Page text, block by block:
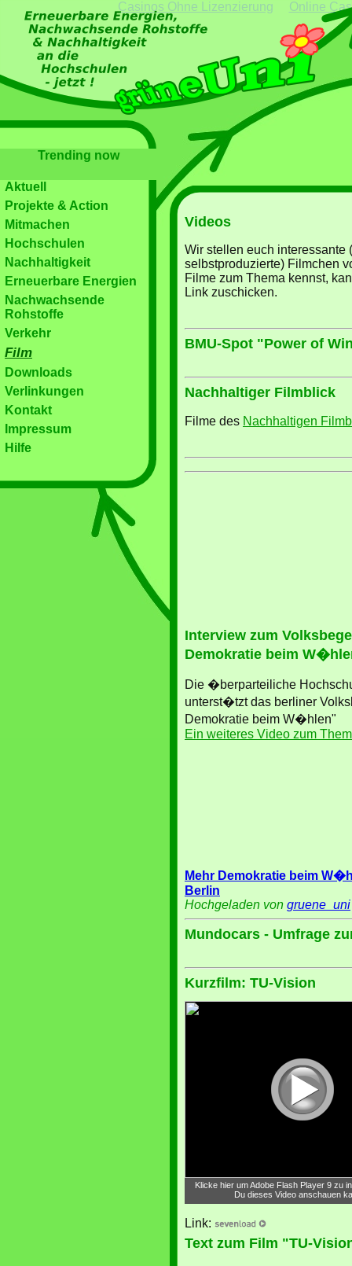
Casinos Ohne Lizenzierung Online
Trending now
Aktuell
Projekte & Action
Mitmachen
Hochschulen
Nachhaltigkeit
Erneuerbare Energien
Nachwachsende
Rohstoffe
Verkehr
Film
Downloads
Verlinkungen
Kontakt
Impressum
Hilfe
Videos
Wir stellen euch interessante
selbstproduzierte) Filmchen
Filme zum Thema kennst,
Link zuschicken.
BMU-Spot "Power of
Nachhaltiger Filmblick
Filme des Nachhaltigen
Interview zum
Demokratie beim
Die �berparteiliche
unterst�tzt das berliner
Demokratie beim W�hlen"
Ein weiteres Video zum
Mehr Demokratie beim
Berlin
Hochgeladen von gruene_uni
Mundocars - Umfrage
Kurzfilm: TU-Vision
Klicke hier um Adobe Flash Player 9 zu
Du dieses Video anschauen
Link:
Text zum Film "TU-